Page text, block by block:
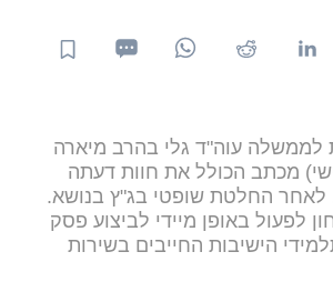
לממשלה עוה"ד גלי בהרב מיארה
מכתב הכולל את חוות דעתה
לאחר החלטת שופטי בג"ץ בנושא.
לפעול באופן מיידי לביצוע פסק
הישיבות החייבים בשירות